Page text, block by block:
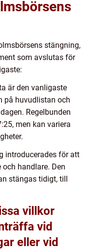
stängning,
som avslutas för
är den vanligaste
på huvudlistan och
Regelbunden
men kan variera
introducerades för att
handlare. Den
stängas tidigt, till
villkor
vid
eller vid